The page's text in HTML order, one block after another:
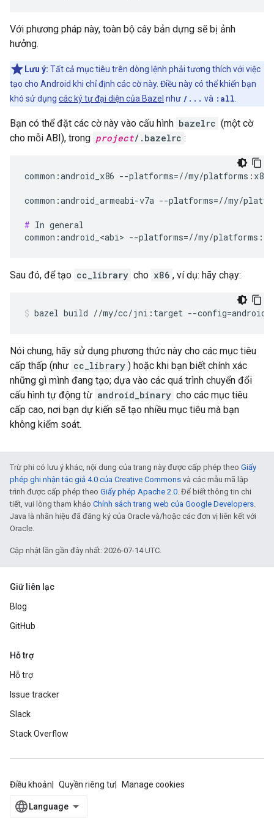
Với phương pháp này, toàn bộ cây bản dựng sẽ bị ảnh
hưởng.
Lưu ý: Tất cả mục tiêu trên dòng lệnh phải tương thích với việc
tạo cho Android khi chỉ định các cờ này. Điều này có thể khiến bạn
khó sử dụng các ký tự đại diện của Bazel như /... và :all
Bạn có thể đặt các cờ này vào cấu hình bazelrc (một cờ
cho mỗi ABI), trong project/.bazelrc :
common:android_x86 --platforms=//my/platforms:x86
common:android_armeabi-v7a --platforms=//my/
# In general
Sau đó, để tạo cc_library cho x86 , ví dụ: hãy chạy:
bazel build //my/cc/jni:target --config=
Nói chung, hãy sử dụng phương thức này cho các mục tiêu
cấp thấp (như cc_library ) hoặc khi bạn biết chính xác
những gì mình đang tạo; dựa vào các quá trình chuyển đổi
cấu hình tự động từ android_binary cho các mục tiêu
cấp cao, nơi bạn dự kiến sẽ tạo nhiều mục tiêu mà bạn
không kiểm soát.
Trừ phi có lưu ý khác, nội dung của trang này được cấp phép theo Giấy
phép ghi nhận tác giả 4.0 của Creative Commons và các mẫu mã lập
trình được cấp phép theo Giấy phép Apache 2.0 . Để biết thông tin chi
tiết, vui lòng tham khảo Chính sách trang web của Google Developers
Java là nhãn hiệu đã đăng ký của Oracle và/hoặc các đơn vị liên kết với
Oracle.
Cập nhật lần gần đây nhất: 2026-07-14 UTC.
Giữ liên lạc
Blog
GitHub
Hỗ trợ
Hỗ trợ
Issue tracker
Slack
Stack Overflow
Điều khoản Quyền riêng tư Manage cookies